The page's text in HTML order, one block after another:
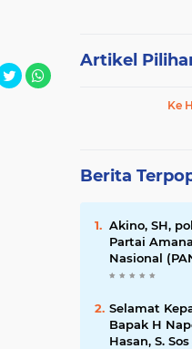
Artikel
Ke
Berita
Akino, SH,
Partai
Nasional
dilantik
Selamat
Bapak H
Hasan, S.